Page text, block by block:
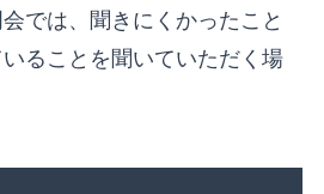
では、聞きにくかったこと
ることを聞いていただく場